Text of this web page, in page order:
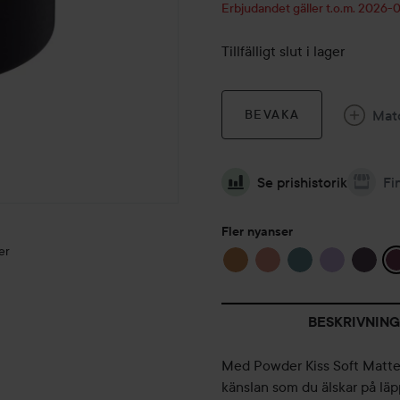
Erbjudandet gäller t.o.m. 2026-
Tillfälligt slut i lager
BEVAKA
Se prishistorik
Fler nyanser
BESKRIVNING
Med Powder Kiss Soft
känslan som du älskar på